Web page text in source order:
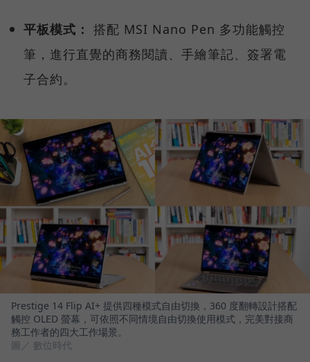
平板模式： 搭配 MSI Nano Pen 多功能觸控
筆，進行直覺的商務閱讀、手繪筆記、簽署電
子合約。
Prestige 14 Flip AI+ 提供四種模式自由切換，360 度翻轉設計搭配
觸控 OLED 螢幕，可依照不同情境自由切換使用模式，完美對接商
務工作者的四大工作場景。
圖／ 數位時代